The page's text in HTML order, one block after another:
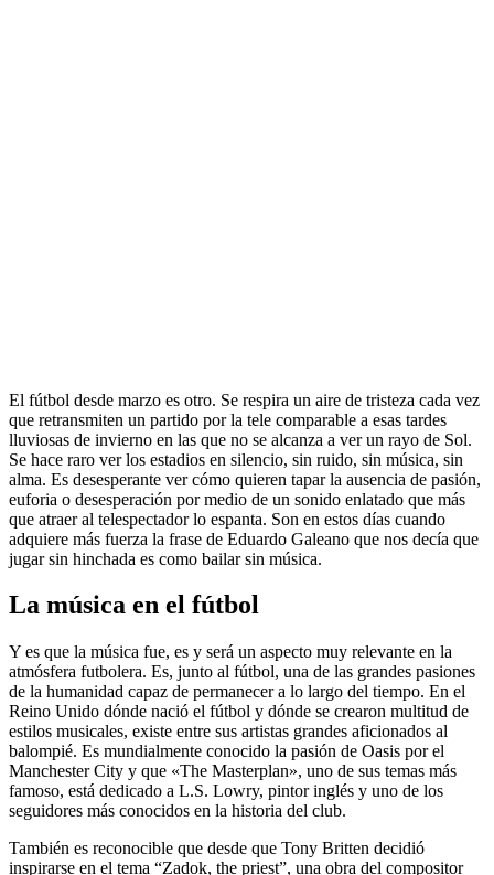
El fútbol desde marzo es otro. Se respira un aire de tristeza cada vez
que retransmiten un partido por la tele comparable a esas tardes
lluviosas de invierno en las que no se alcanza a ver un rayo de Sol.
Se hace raro ver los estadios en silencio, sin ruido, sin música, sin
alma. Es desesperante ver cómo quieren tapar la ausencia de pasión,
euforia o desesperación por medio de un sonido enlatado que más
que atraer al telespectador lo espanta. Son en estos días cuando
adquiere más fuerza la frase de Eduardo Galeano que nos decía que
jugar sin hinchada es como bailar sin música.
La música en el fútbol
Y es que la música fue, es y será un aspecto muy relevante en la
atmósfera futbolera. Es, junto al fútbol, una de las grandes pasiones
de la humanidad capaz de permanecer a lo largo del tiempo. En el
Reino Unido dónde nació el fútbol y dónde se crearon multitud de
estilos musicales, existe entre sus artistas grandes aficionados al
balompié. Es mundialmente conocido la pasión de Oasis por el
Manchester City y que «The Masterplan», uno de sus temas más
famoso, está dedicado a L.S. Lowry, pintor inglés y uno de los
seguidores más conocidos en la historia del club.
También es reconocible que desde que Tony Britten decidió
inspirarse en el tema “Zadok, the priest”, una obra del compositor